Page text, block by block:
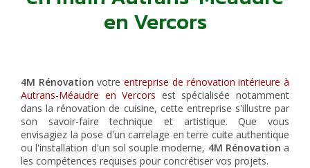
en Vercors
4M Rénovation votreentreprise de rénovation intérieure à
Autrans-Méaudre en Vercors est spécialisée notamment
dans la rénovation de cuisine, cette entreprise s'illustre par
son savoir-faire technique et artistique. Que vous
envisagiez la pose d'un carrelage en terre cuite authentique
ou l'installation d'un sol souple moderne, 4M Rénovation a
les compétences requises pour concrétiser vos projets.